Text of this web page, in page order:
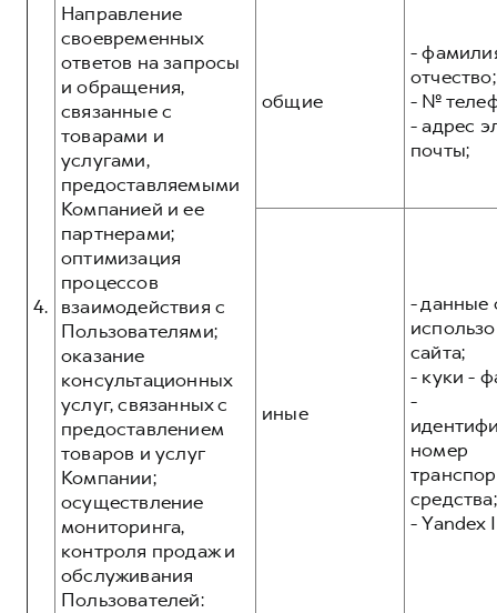
4.
Направление
своевременных
ответов на запросы
и обращения,
связанные с
товарами и
услугами,
предоставляемыми
Компанией и ее
партнерами;
оптимизация
процессов
взаимодействия с
Пользователями;
оказание
консультационных
услуг, связанных с
предоставлением
товаров и услуг
Компании;
осуществление
мониторинга,
контроля продаж и
обслуживания
Пользователей:
общие
-
отчество;
- №
- адрес
почты;
иные
- данные
сайта;
- куки -
-
номер
средства;
- Yandex